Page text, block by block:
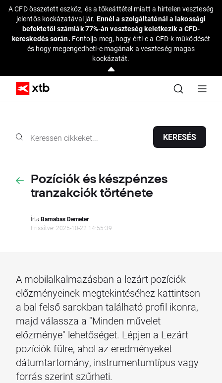
A CFD összetett eszköz, és a tőkeáttétel miatt a hirtelen veszteség
jelentős kockázatával jár. Ennél a szolgáltatónál a lakossági
befektetői számlák 77%-án veszteség keletkezik a CFD-
kereskedés során. Fontolja meg, hogy érti-e a CFD-k működését
és hogy megengedheti-e magának a veszteség magas
kockázatát.
KERESÉS
Pozíciók és készpénzes
tranzakciók története
ÍrtaBarnabas Demeter
Frissítve: 2025-10-22 14:55:39
A mobilalkalmazásban a lezárt pozíciók
előzményeinek megtekintéséhez kattintson
a bal felső sarokban található profil ikonra,
majd válassza a "Minden művelet
előzménye" lehetőséget. Lépjen a Lezárt
pozíciók fülre, ahol az eredményeket
dátumtartomány, instrumentumtípus vagy
forrás szerint szűrheti.